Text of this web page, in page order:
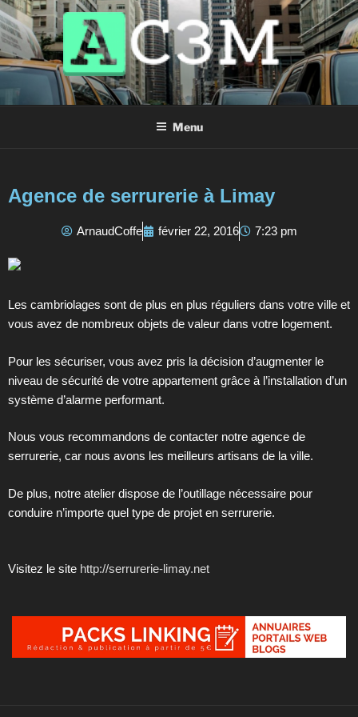
AC3M
Annuaire des meilleurs sites à visiter !
Menu
Agence de serrurerie à Limay
ArnaudCoffe février 22, 2016 7:23 pm
Les cambriolages sont de plus en plus réguliers dans votre ville et
vous avez de nombreux objets de valeur dans votre logement.
Pour les sécuriser, vous avez pris la décision d’augmenter le
niveau de sécurité de votre appartement grâce à l’installation d’un
système d’alarme performant.
Nous vous recommandons de contacter notre agence de
serrurerie, car nous avons les meilleurs artisans de la ville.
De plus, notre atelier dispose de l’outillage nécessaire pour
conduire n’importe quel type de projet en serrurerie.
Visitez le site http://serrurerie-limay.net